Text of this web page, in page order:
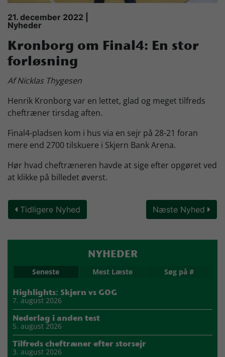
Presse
Samarbejdsklubber
Skjern Bank Grand Prix
Nyhedsbrev
Køb Billet
21. december 2022 |
Nyheder
Kronborg om Final4: En stor
forløsning
Af Nicklas Thygesen
Henrik Kronborg var en lettet, glad og meget tilfreds
cheftræner tirsdag aften.
Final4-pladsen kom i hus via en sejr på 28-21 foran
mere end 2700 tilskuere i Skjern Bank Arena.
Hør hvad cheftræneren havde at sige efter opgøret ved
at klikke på billedet øverst.
Tidligere Nyhed Næste Nyhed
NYHEDER
Seneste Mest Læste Søg på #
Highlights: Skjern vs GOG
7. august 2026
Nederlag i anden test
5. august 2026
Tilfreds cheftræner efter storsejr
3. august 2026